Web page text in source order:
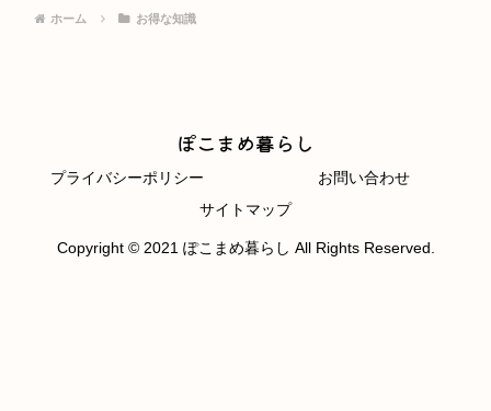
ホーム お得な知識
ぽこまめ暮らし
プライバシーポリシー
お問い合わせ
サイトマップ
Copyright © 2021 ぽこまめ暮らし All Rights Reserved.